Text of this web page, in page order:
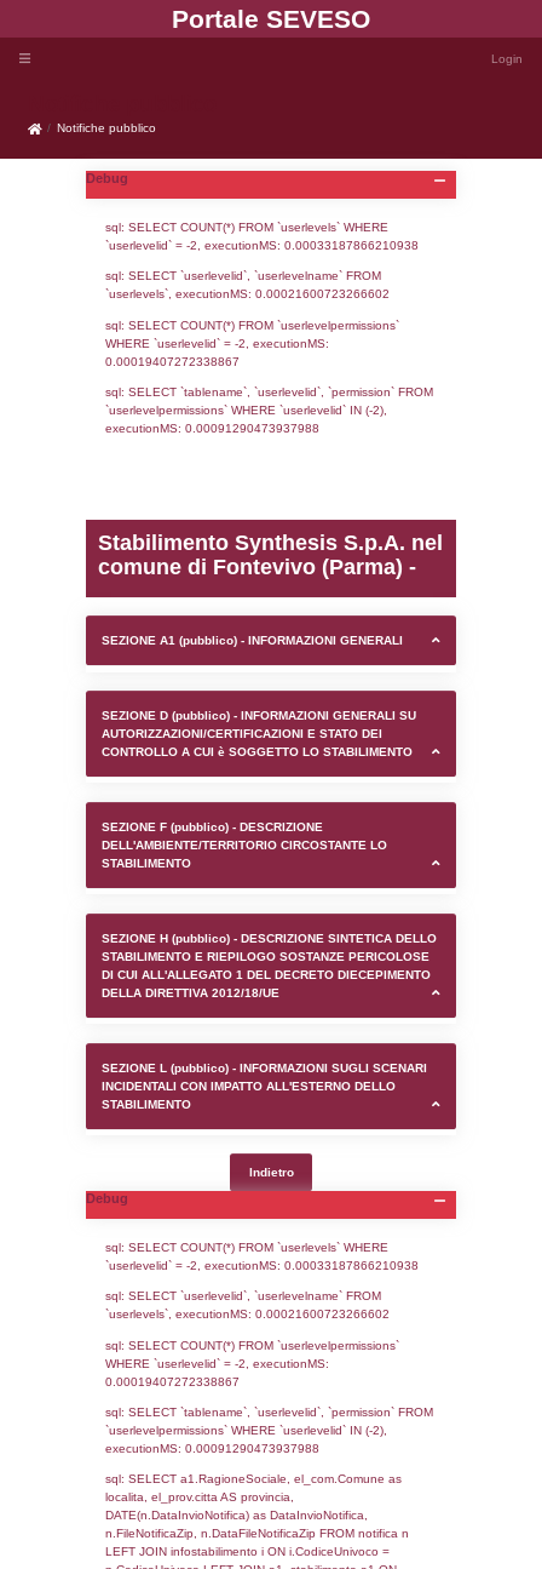
Portale
Notifiche pubblico
Notifiche pubblico
Debug
sql: SELECT COUNT(*) FROM `userlevels`
sql: SELECT `userlevelid`, `userlevelname`
0.00019407272338867
sql: SELECT `tablename`, `userlevelid`,
`userlevelpermissions` WHERE `userlevelid`
executionMS: 0.00091290473937988
Stabilimento Synthesis
comune di Fontevivo
SEZIONE A1 (pubblico) - INFORMAZIONI
SEZIONE D (pubblico) - INFORMAZIONI
AUTORIZZAZIONI/CERTIFICAZIONI E
CONTROLLO A CUI è SOGGETTO LO
SEZIONE F (pubblico) - DESCRIZIONE
DELL'AMBIENTE/TERRITORIO
SEZIONE H (pubblico) - DESCRIZIONE
STABILIMENTO E RIEPILOGO SOSTANZE
DI CUI ALL'ALLEGATO 1 DEL DECRETO
DELLA DIRETTIVA 2012/18/UE